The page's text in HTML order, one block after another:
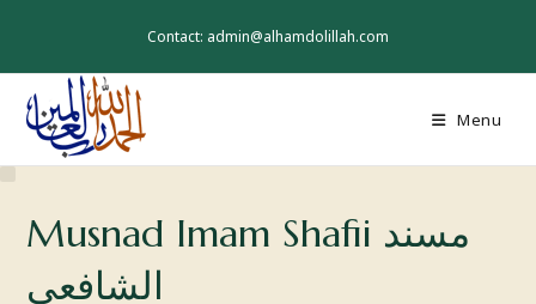
Contact: admin@alhamdolillah.com
Menu
Musnad Imam Shafii مسند
الشافعي